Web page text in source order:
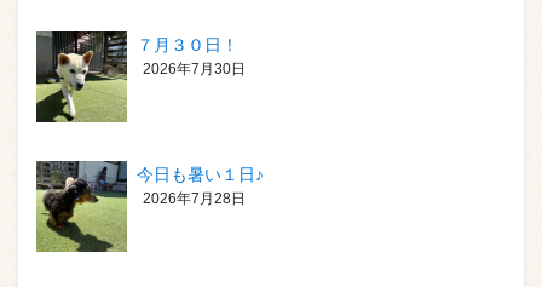
７月３０日！
2026年7月30日
今日も暑い１日♪
2026年7月28日